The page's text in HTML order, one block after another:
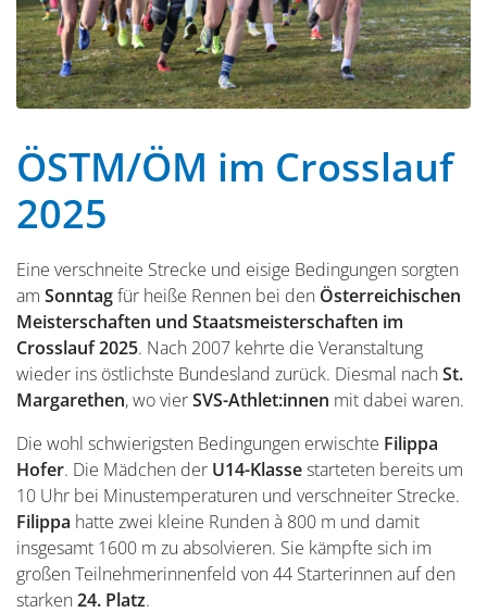
ÖSTM/ÖM im Crosslauf
2025
Eine verschneite Strecke und eisige Bedingungen sorgten
am Sonntagfür heiße Rennen bei den Österreichischen
Meisterschaften und Staatsmeisterschaften im
Crosslauf 2025. Nach 2007 kehrte die Veranstaltung
wieder ins östlichste Bundesland zurück. Diesmal nachSt.
Margarethen, wo vierSVS-Athlet:innen mit dabei waren.
Die wohl schwierigsten Bedingungen erwischte Filippa
Hofer. Die Mädchen der U14-Klassestarteten bereits um
10 Uhr bei Minustemperaturen und verschneiter Strecke.
Filippa hatte zwei kleine Runden à 800 m und damit
insgesamt 1600 m zu absolvieren. Sie kämpfte sich im
großen Teilnehmerinnenfeld von 44 Starterinnen auf den
starken24. Platz.